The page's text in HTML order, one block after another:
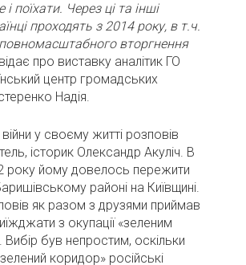
і поїхати. Через ці та інші
проходять з 2014 року, в т.ч.
вторгнення
про виставку аналітик ГО
центр громадських
Надія.
у своєму житті розповів
історик Олександр Акуліч. В
року йому довелось пережити
районі на Київщині.
як разом з друзями приймав
з окупації «зеленим
був непростим, оскільки
коридор» російські